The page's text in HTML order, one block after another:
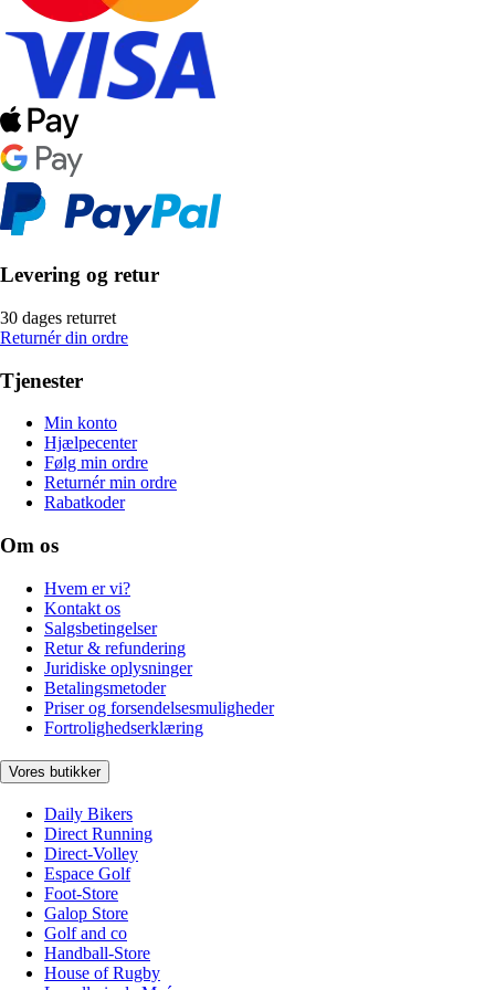
Levering og retur
30 dages returret
Returnér din ordre
Tjenester
Min konto
Hjælpecenter
Følg min ordre
Returnér min ordre
Rabatkoder
Om os
Hvem er vi?
Kontakt os
Salgsbetingelser
Retur & refundering
Juridiske oplysninger
Betalingsmetoder
Priser og forsendelsesmuligheder
Fortrolighedserklæring
Vores butikker
Daily Bikers
Direct Running
Direct-Volley
Espace Golf
Foot-Store
Galop Store
Golf and co
Handball-Store
House of Rugby